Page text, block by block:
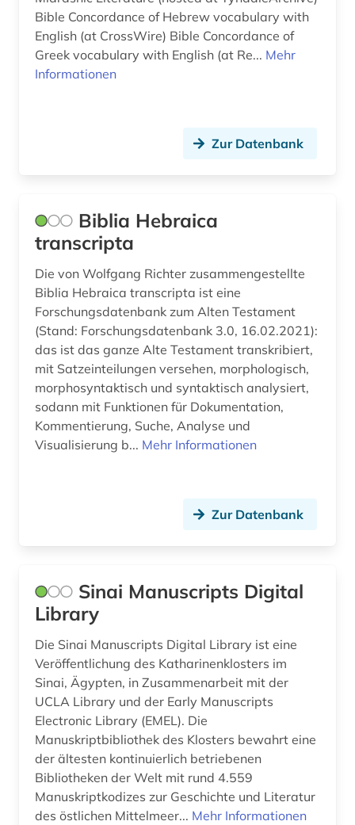
Bible Concordance of Hebrew vocabulary with
English (at CrossWire) Bible Concordance of
Greek vocabulary with English (at Re... Mehr
Informationen
Zur Datenbank
Biblia Hebraica
transcripta
Die von Wolfgang Richter zusammengestellte
Biblia Hebraica transcripta ist eine
Forschungsdatenbank zum Alten Testament
(Stand: Forschungsdatenbank 3.0, 16.02.2021):
das ist das ganze Alte Testament transkribiert,
mit Satzeinteilungen versehen, morphologisch,
morphosyntaktisch und syntaktisch analysiert,
sodann mit Funktionen für Dokumentation,
Kommentierung, Suche, Analyse und
Visualisierung b... Mehr Informationen
Zur Datenbank
Sinai Manuscripts Digital
Library
Die Sinai Manuscripts Digital Library ist eine
Veröffentlichung des Katharinenklosters im
Sinai, Ägypten, in Zusammenarbeit mit der
UCLA Library und der Early Manuscripts
Electronic Library (EMEL). Die
Manuskriptbibliothek des Klosters bewahrt eine
der ältesten kontinuierlich betriebenen
Bibliotheken der Welt mit rund 4.559
Manuskriptkodizes zur Geschichte und Literatur
des östlichen Mittelmeer... Mehr Informationen